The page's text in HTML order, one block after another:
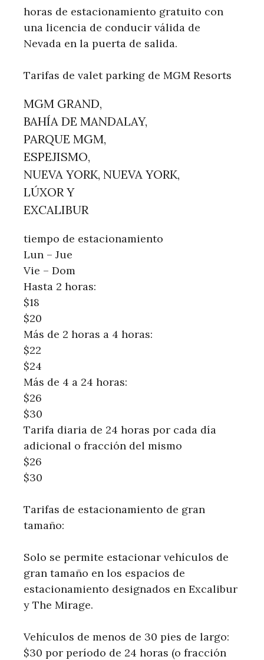
horas de estacionamiento gratuito con
una licencia de conducir válida de
Nevada en la puerta de salida.
Tarifas de valet parking de MGM Resorts
MGM GRAND,
BAHÍA DE MANDALAY,
PARQUE MGM,
ESPEJISMO,
NUEVA YORK, NUEVA YORK,
LÚXOR Y
EXCALIBUR
tiempo de estacionamiento
Lun – Jue
Vie – Dom
Hasta 2 horas:
$18
$20
Más de 2 horas a 4 horas:
$22
$24
Más de 4 a 24 horas:
$26
$30
Tarifa diaria de 24 horas por cada día
adicional o fracción del mismo
$26
$30
Tarifas de estacionamiento de gran
tamaño:
Solo se permite estacionar vehículos de
gran tamaño en los espacios de
estacionamiento designados en Excalibur
y The Mirage.
Vehículos de menos de 30 pies de largo:
$30 por período de 24 horas (o fracción